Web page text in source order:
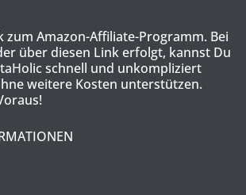
zum Amazon-Affiliate-Programm. Bei
über diesen Link erfolgt, kannst Du
schnell und unkompliziert
weitere Kosten unterstützen.